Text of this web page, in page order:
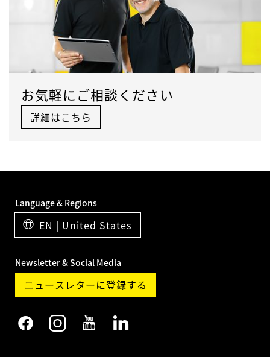
お気軽にご相談ください
詳細はこちら
Language & Regions
EN | United States
Newsletter & Social Media
ニュースレターに登録する